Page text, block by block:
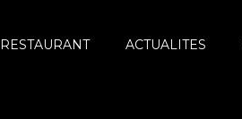
RESTAURANT ACTUALITES